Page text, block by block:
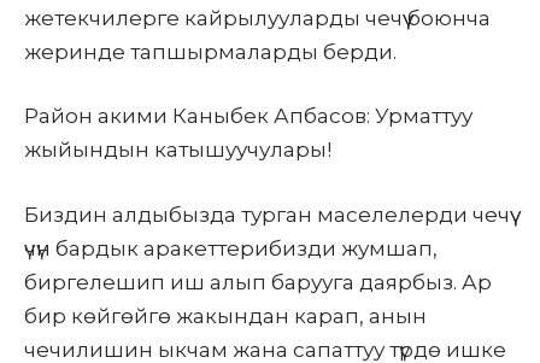
жетекчилерге кайрылууларды чечүү боюнча
жеринде тапшырмаларды берди.
Район акими Каныбек Апбасов: Урматтуу
жыйындын катышуучулары!
Биздин алдыбызда турган маселелерди чечүү
үчүн бардык аракеттерибизди жумшап,
биргелешип иш алып барууга даярбыз. Ар
бир көйгөйгө жакындан карап, анын
чечилишин ыкчам жана сапаттуу түрдө ишке